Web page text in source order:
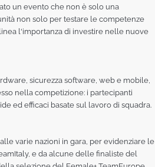
un evento che non è solo una
non solo per testare le competenze
l'importanza di investire nelle nuove
sicurezza software, web e mobile,
nella competizione: i partecipanti
ed efficaci basate sul lavoro di squadra.
varie nazioni in gara, per evidenziare le
e da alcune delle finaliste del